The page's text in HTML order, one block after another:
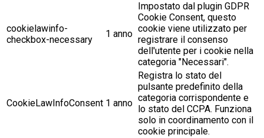
cookielawinfo-
checkbox-necessary
1 anno
Impostato dal plugin GDPR
Cookie Consent, questo
cookie viene utilizzato per
registrare il consenso
dell'utente per i cookie nella
categoria "Necessari".
CookieLawInfoConsent 1 anno
Registra lo stato del
pulsante predefinito della
categoria corrispondente e
lo stato del CCPA. Funziona
solo in coordinamento con il
cookie principale.